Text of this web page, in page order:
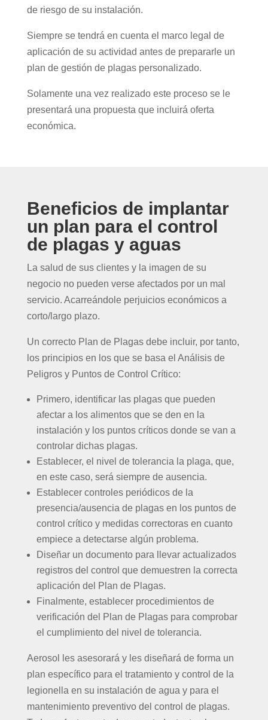
de riesgo de su instalación.
Siempre se tendrá en cuenta el marco legal de
aplicación de su actividad antes de prepararle un
plan de gestión de plagas personalizado.
Solamente una vez realizado este proceso se le
presentará una propuesta que incluirá oferta
económica.
Beneficios de implantar
un plan para el control
de plagas y aguas
La salud de sus clientes y la imagen de su
negocio no pueden verse afectados por un mal
servicio. Acarreándole perjuicios económicos a
corto/largo plazo.
Un correcto Plan de Plagas debe incluir, por tanto,
los principios en los que se basa el Análisis de
Peligros y Puntos de Control Crítico:
Primero, identificar las plagas que pueden
afectar a los alimentos que se den en la
instalación y los puntos críticos donde se van a
controlar dichas plagas.
Establecer, el nivel de tolerancia la plaga, que,
en este caso, será siempre de ausencia.
Establecer controles periódicos de la
presencia/ausencia de plagas en los puntos de
control crítico y medidas correctoras en cuanto
empiece a detectarse algún problema.
Diseñar un documento para llevar actualizados
registros del control que demuestren la correcta
aplicación del Plan de Plagas.
Finalmente, establecer procedimientos de
verificación del Plan de Plagas para comprobar
el cumplimiento del nivel de tolerancia.
Aerosol les asesorará y les diseñará de forma un
plan específico para el tratamiento y control de la
legionella en su instalación de agua y para el
mantenimiento preventivo del control de plagas.